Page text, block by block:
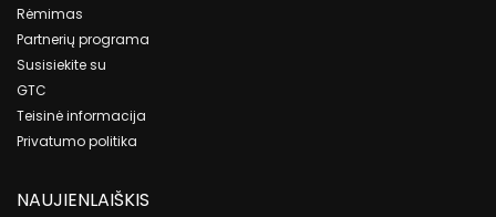
Rėmimas
Partnerių programa
Susisiekite su
GTC
Teisinė informacija
Privatumo politika
NAUJIENLAIŠKIS